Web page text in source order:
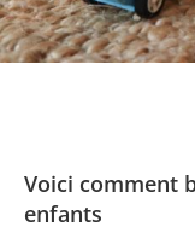
Voici comment
enfants